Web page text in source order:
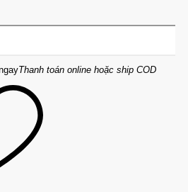
Thanh toán online hoặc ship COD